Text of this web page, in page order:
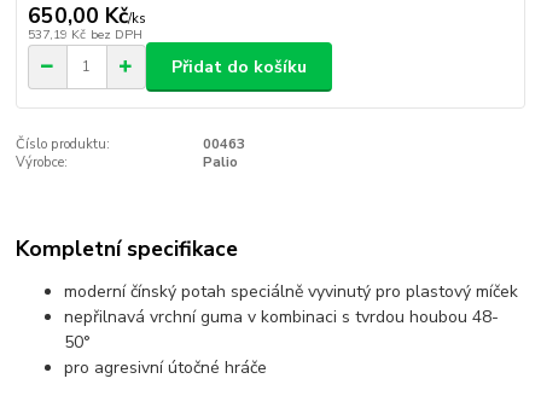
650,00 Kč/ks
537,19 Kč bez DPH
Přidat do košíku
Číslo produktu:
00463
Výrobce:
Palio
Kompletní specifikace
moderní čínský potah speciálně vyvinutý pro plastový míček
nepřilnavá vrchní guma v kombinaci s tvrdou houbou 48-
50°
pro agresivní útočné hráče